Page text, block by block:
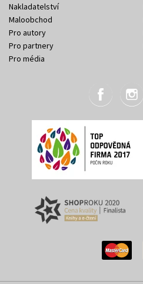
Nakladatelství
Maloobchod
Pro autory
Pro partnery
Pro média